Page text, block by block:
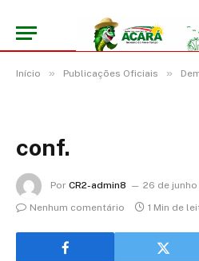
Início » Publicações Oficiais »
conf.
Por CR2-admin8
26 de
Nenhum comentário
1 Min de